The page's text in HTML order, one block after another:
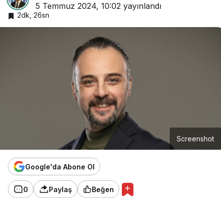
5 Temmuz 2024, 10:02 yayınlandı
2dk, 26sn
Screenshot
Google'da Abone Ol
0 Paylaş Beğen